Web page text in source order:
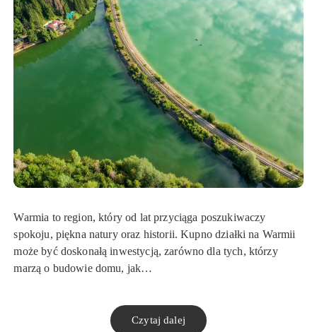
Warmia to region, który od lat przyciąga poszukiwaczy
spokoju, piękna natury oraz historii. Kupno działki na Warmii
może być doskonałą inwestycją, zarówno dla tych, którzy
marzą o budowie domu, jak…
Czytaj dalej